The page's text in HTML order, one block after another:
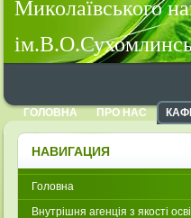
Миколаївського
ГОЛОВНА ПРО НАС
НАВИГАЦИЯ
Головна
Внутрішня агенція з якості